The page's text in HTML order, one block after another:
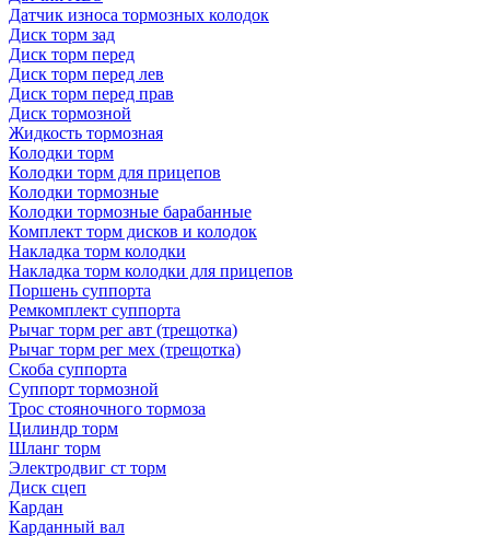
Датчик износа тормозных колодок
Диск торм зад
Диск торм перед
Диск торм перед лев
Диск торм перед прав
Диск тормозной
Жидкость тормозная
Колодки торм
Колодки торм для прицепов
Колодки тормозные
Колодки тормозные барабанные
Комплект торм дисков и колодок
Накладка торм колодки
Накладка торм колодки для прицепов
Поршень суппорта
Ремкомплект суппорта
Рычаг торм рег авт (трещотка)
Рычаг торм рег мех (трещотка)
Скоба суппорта
Суппорт тормозной
Трос стояночного тормоза
Цилиндр торм
Шланг торм
Электродвиг ст торм
Диск сцеп
Кардан
Карданный вал